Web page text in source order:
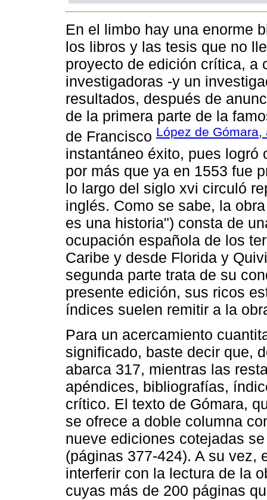
En el limbo hay una enorme
los libros y las tesis que no
proyecto de edición crítica, a
investigadoras -y un
resultados, después de
de la primera parte de la
de Francisco López de
instantáneo éxito, pues
por más que ya en 1553 fue
lo largo del siglo xvi circuló
inglés. Como se sabe, la
es una historia") consta de
ocupación española de los
Caribe y desde Florida y
segunda parte trata de su
presente edición, sus ricos
índices suelen remitir a la
Para un acercamiento
significado, baste decir que,
abarca 317, mientras las
apéndices, bibliografías,
crítico. El texto de Gómara,
se ofrece a doble columna
nueve ediciones cotejadas
(páginas 377-424). A su vez,
interferir con la lectura de la
cuyas más de 200 páginas